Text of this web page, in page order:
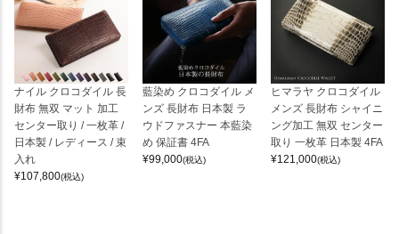
ナイル クロコダイル 長
財布 無双 マット 加工
センター取り / 一枚革 /
日本製 / レディース / 束
入れ
¥107,800(税込)
藍染め クロコダイル メ
ンズ 長財布 日本製 ラ
ウドファスナー 本藍染
め 保証書 4FA
¥99,000(税込)
ヒマラヤ クロコダイル
メンズ 長財布 シャイニ
ング加工 無双 センター
取り 一枚革 日本製 4FA
¥121,000(税込)